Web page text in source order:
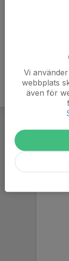
Vi
webbplats
även för